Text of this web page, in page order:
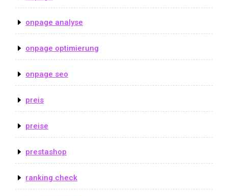
onpage analyse
onpage optimierung
onpage seo
preis
preise
prestashop
ranking check